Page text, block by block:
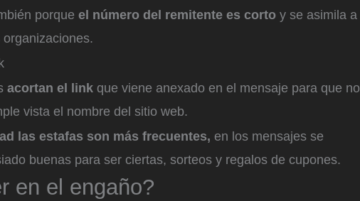
porque el número del remitente es corto y se asimila a
organizaciones.
acortan el link que viene anexado en el mensaje para que no
vista el nombre del sitio web.
las estafas son más frecuentes, en los mensajes se
buenas para ser ciertas, sorteos y regalos de cupones.
en el engaño?